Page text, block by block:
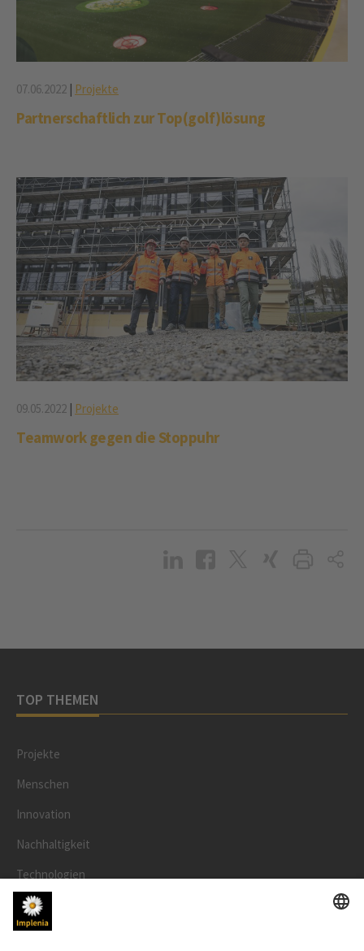
07.06.2022 | Projekte
Partnerschaftlich zur Top(golf)lösung
09.05.2022 | Projekte
Teamwork gegen die Stoppuhr
TOP THEMEN
Projekte
Menschen
Innovation
Nachhaltigkeit
Technologien
Sicherheit
RECHTLICHES